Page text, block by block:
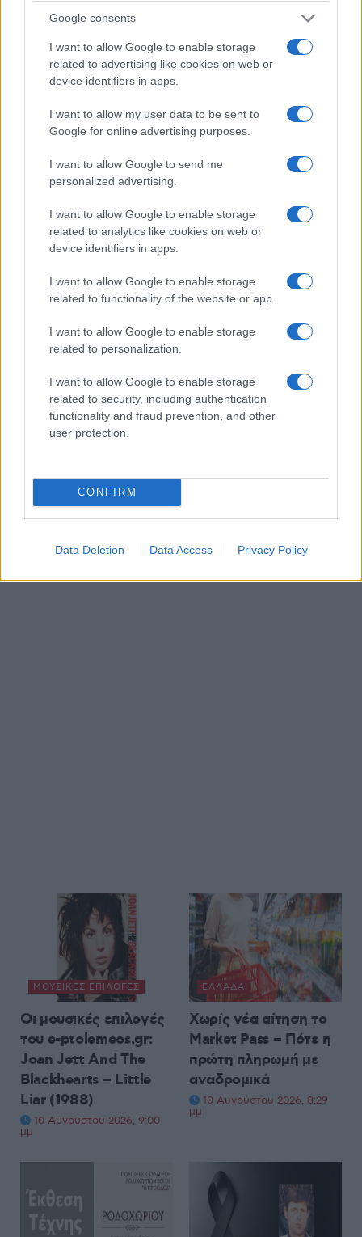
Google consents
I want to allow Google to enable storage
related to advertising like cookies on web or
device identifiers in apps.
I want to allow my user data to be sent to
Google for online advertising purposes.
I want to allow Google to send me
personalized advertising.
I want to allow Google to enable storage
related to analytics like cookies on web or
device identifiers in apps.
I want to allow Google to enable storage
related to functionality of the website or app.
I want to allow Google to enable storage
related to personalization.
I want to allow Google to enable storage
related to security, including authentication
functionality and fraud prevention, and other
user protection.
CONFIRM
Data Deletion Data Access Privacy Policy
ΜΟΥΣΙΚΈΣ ΕΠΙΛΟΓΈΣ
Οι μουσικές επιλογές
του e-ptolemeos.gr:
Joan Jett And The
Blackhearts – Little
Liar (1988)
10 Αυγούστου 2026, 9:00
μμ
ΕΛΛΆΔΑ
Χωρίς νέα αίτηση το
Market Pass – Πότε η
πρώτη πληρωμή με
αναδρομικά
10 Αυγούστου 2026, 8:29
μμ